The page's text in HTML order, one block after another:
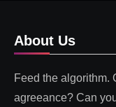
About Us
Feed the algorithm.
agreeance? Can